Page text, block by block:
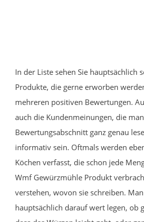
In der Liste sehen Sie hauptsächlich
Produkte, die gerne erworben
mehreren positiven Bewertungen.
auch die Kundenmeinungen, die
Bewertungsabschnitt ganz genau
informativ sein. Oftmals werden
Köchen verfasst, die schon jede
Wmf Gewürzmühle Produkt
verstehen, wovon sie schreiben.
hauptsächlich darauf wert legen, ob